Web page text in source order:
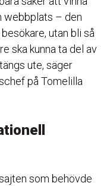
webbplats – den
utan bli så
ska kunna ta del av
ute, säger
på Tomelilla
som behövde